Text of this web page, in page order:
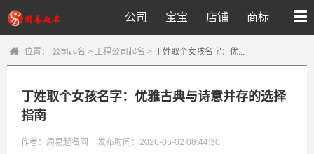
公司 宝宝 店铺 商标
位置： 公司起名 > 工程公司起名 > 丁姓取个女孩名字：优...
丁姓取个女孩名字：优雅古典与诗意并存的选择
指南
作者：周易起名网 发布时间：2026-05-02 08:44:30